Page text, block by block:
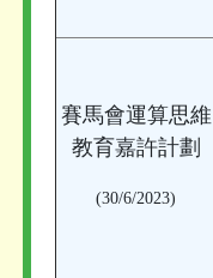
賽馬會運算思維
教育嘉許計劃
(30/6/2023)